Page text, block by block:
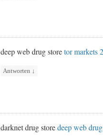
deep web drug storetor markets
Antworten ↓
darknet drug storedeep web